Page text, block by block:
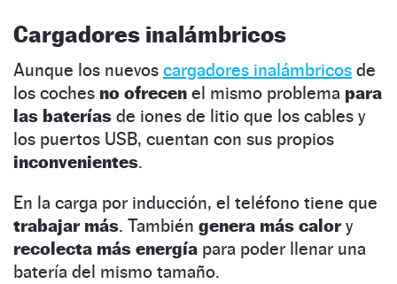
Cargadores inalámbricos
Aunque los nuevos cargadores inalámbricos de
los coches no ofrecen el mismo problema para
las baterías de iones de litio que los cables y
los puertos USB, cuentan con sus propios
inconvenientes.
En la carga por inducción, el teléfono tiene que
trabajar más. También genera más calory
recolecta más energía para poder llenar una
batería del mismo tamaño.